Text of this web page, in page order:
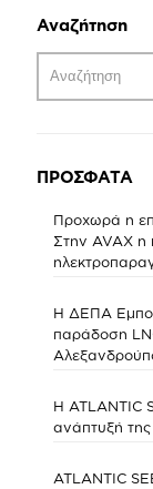
Αναζήτηση
ΠΡΟΣΦΑΤΑ
Προχωρά η
Στην AVAX η
Η ΔΕΠΑ
παράδοση
Η ATLANTIC
ανάπτυξή
ATLANTIC